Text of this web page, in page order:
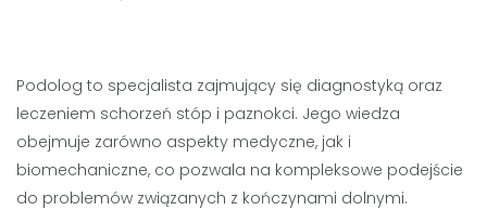
Podolog to specjalista zajmujący się diagnostyką oraz
leczeniem schorzeń stóp i paznokci. Jego wiedza
obejmuje zarówno aspekty medyczne, jak i
biomechaniczne, co pozwala na kompleksowe podejście
do problemów związanych z kończynami dolnymi.